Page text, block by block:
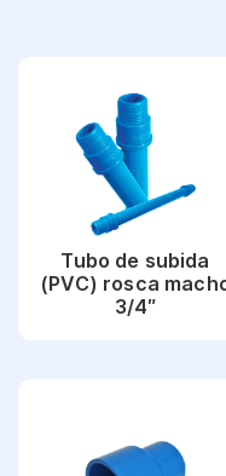
Tubo de subida
(PVC) rosca
3/4″